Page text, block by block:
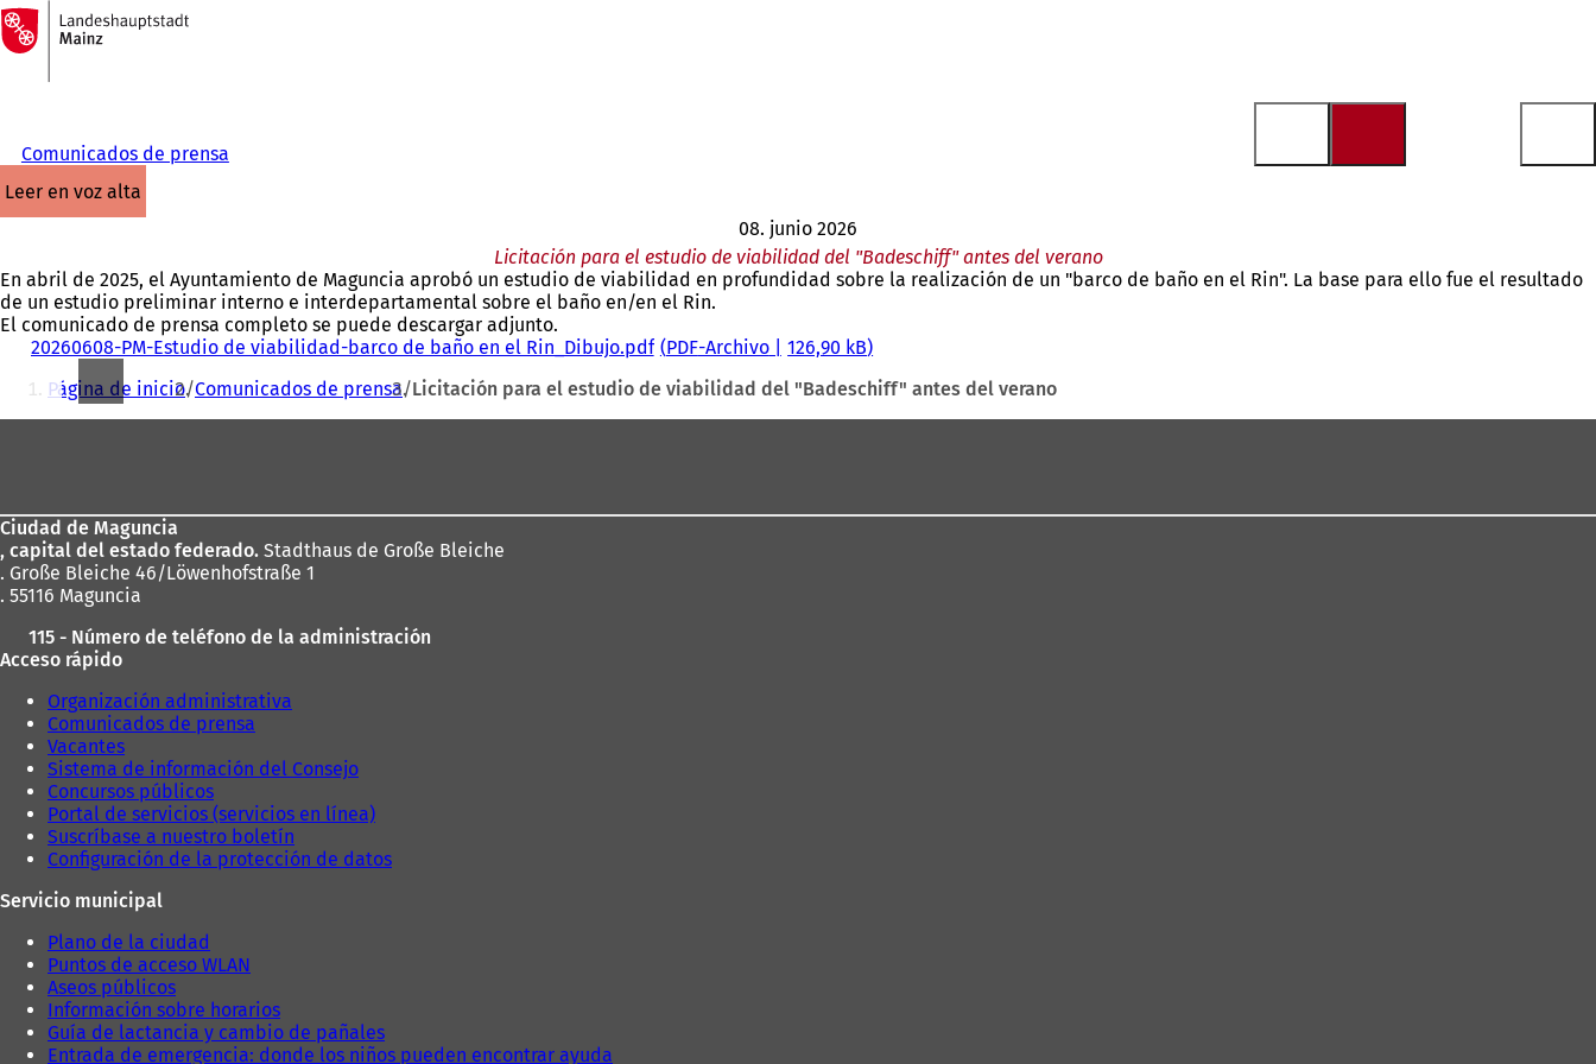
Saltar al contenido
A
la
página
Comunicados de prensa
leer en voz alta
08. junio 2026
Licitación para el estudio de viabilidad del "Badeschiff" antes del verano
En abril de 2025, el Ayuntamiento de Maguncia aprobó un estudio de viabilidad en profundidad sobre la realización de un "barco de baño en el Rin". La base para ello fue el resultado
de un estudio preliminar interno e interdepartamental sobre el baño en/en el Rin.
El comunicado de prensa completo se puede descargar adjunto.
20260608-PM-Estudio de viabilidad-barco de baño en el Rin_Dibujo.pdf
PDF-Archivo 126,90 kB
Estás
aquí:
Página de inicio Comunicados de prensa Licitación para el estudio de viabilidad del "Badeschiff" antes del verano
pies
Ciudad de Maguncia
, capital del estado federado. Stadthaus de Große Bleiche
. Große Bleiche 46/Löwenhofstraße 1
. 55116 Maguncia
115 - Número de teléfono de la administración
Acceso rápido
Organización administrativa
Comunicados de prensa
Vacantes
Sistema de información del Consejo
Concursos públicos
Portal de servicios (servicios en línea)
Suscríbase a nuestro boletín
Configuración de la protección de datos
Servicio municipal
Plano de la ciudad
Puntos de acceso WLAN
Aseos públicos
Información sobre horarios
Guía de lactancia y cambio de pañales
Entrada de emergencia: donde los niños pueden encontrar ayuda